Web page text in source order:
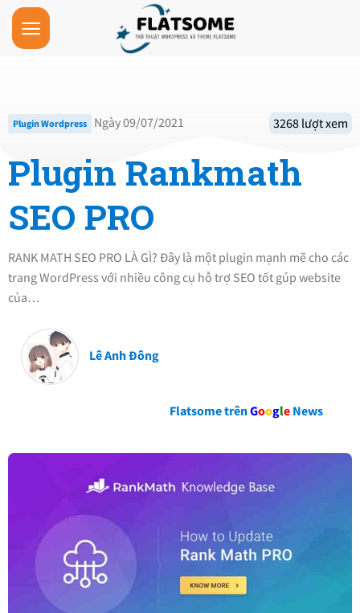
Skip
content
Plugin Wordpress Ngày 09/07/2021 3268 lượt xem
Plugin Rankmath
SEO PRO
RANK MATH SEO PRO LÀ GÌ? Đây là một plugin mạnh mẽ cho các
trang WordPress với nhiều công cụ hỗ trợ SEO tốt gúp website
của…
Lê Anh Đông
Flatsome trênGoogle News